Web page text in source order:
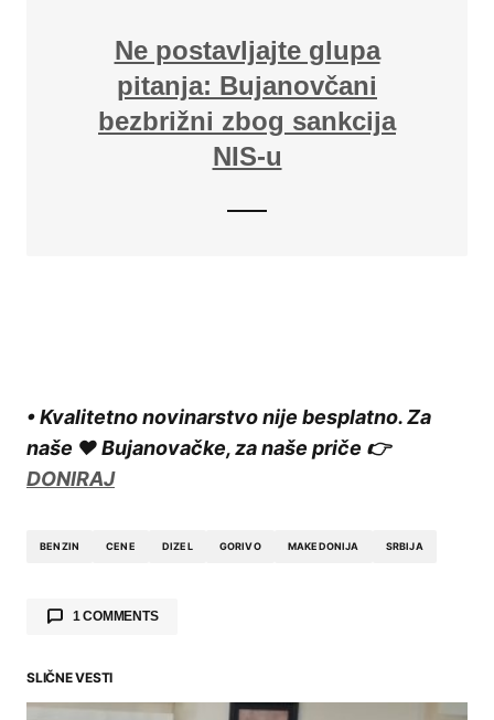
Ne postavljajte glupa
pitanja: Bujanovčani
bezbrižni zbog sankcija
NIS-u
• Kvalitetno novinarstvo nije besplatno. Za
naše ❤️ Bujanovačke, za naše priče 👉
DONIRAJ
BENZIN CENE DIZEL GORIVO MAKEDONIJA SRBIJA
1 COMMENTS
SLIČNE VESTI